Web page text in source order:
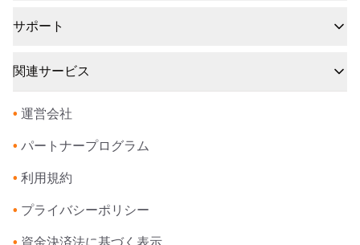
サポート
関連サービス
• 運営会社
• パートナープログラム
• 利用規約
• プライバシーポリシー
• 資金決済法に基づく表示